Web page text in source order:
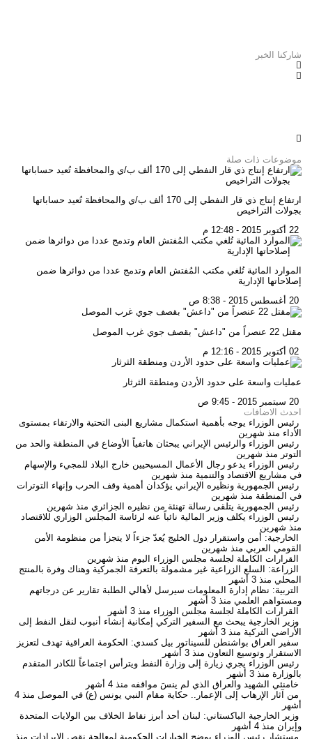
شاركنا الخبر
موضوعات ذات صلة
ارتفاع إنتاج ذي قار النفطي إلى 170 ألف ب/ي والمحافظة تُعيد حساباتها
بجولات التراخيص
الموارد المائية تُلغي مكتب المُفتش العام وتدمج عددا من دوائرها ضمن
إصلاحاتها الإدارية
مقتل 22 عنصراً من "داعش" بقصف جوي غرب الموصل
عمليات واسعة على حدود الأردن ومنطقة الثرثار
احدث الاضافات
رئيس الوزراء يوجه بأهمية استكمال مشاريع البنى التحتية والارتقاء بمستوى
الأداء منذ شهرين
رئيس الوزراء والرئيس الإيراني يبحثان هاتفياً الأوضاع في المنطقة والحد من
التوتر منذ شهرين
رئيس الوزراء يدعو رجال الأعمال المسيحيين خارج البلاد للمجيء والإسهام
في مشاريع الاقتصاد والتنمية منذ شهرين
رئيس الجمهورية ونظيره الإيراني يؤكدان أهمية وقف الحرب وإنهاء التوترات
في المنطقة منذ شهرين
رئيس الجمهورية يتلقى رسالة تهنئة من نظيره الجزائري منذ شهرين
رئيس الوزراء يكلف وزير المالية نائباً عنه لرئاسة المجلس الوزاري للاقتصاد
منذ شهرين
الخارجية: أمن واستقرار دول الخليج يُعدّ جزءاً لا يتجزأ من منظومة الأمن
القومي العربي منذ شهرين
القرارات الكاملة لجلسة مجلس الوزراء اليوم منذ شهرين
الزراعة: السلع الزراعية غير مشمولة بالتعرفة الجمركية وهناك وفرة بالمنتج
المحلي منذ 3 أشهر
التربية: نظام إدارة المعلومات سيرسل لأهالي الطلبة تقارير عن درجاتهم
ومستواهم العلمي منذ 3 أشهر
القرارات الكاملة لجلسة مجلس الوزراء منذ 3 أشهر
وزير الخارجية يبحث مع السفير التركي إمكانية إنشاء أنبوب لنقل النفط إلى
الأراضي التركية منذ 3 أشهر
سفير العراق بواشنطن للسيناتور بيل كسدي: الحكومة العراقية تهدف لتعزيز
الاستقرار وتوسيع التعاون منذ 3 أشهر
رئيس الوزراء يجري زيارة إلى وزارة النفط ويترأس اجتماعاً للكادر المتقدم
بالوزارة منذ 3 أشهر
خامنئي الشهيد والعراق الذي لم ينسَ مواقفه منذ 4 أشهر
من آثار الإرهاب إلى الإعمار.. حكاية مقام النبي يونس (ع) في الموصل
منذ 4
أشهر
وزير الخارجية الباكستاني: لبنان أحد أبرز نقاط الخلاف بين الولايات المتحدة
وإيران منذ 4 أشهر
مستشار رئيس الوزراء يوضح الخيارات الحكومية لمعالجة نقص الإيرادات منذ